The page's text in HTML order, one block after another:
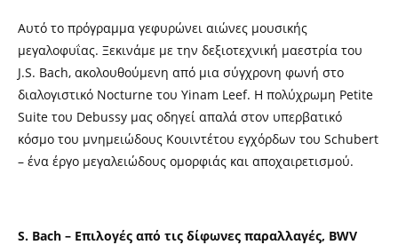
Αυτό το πρόγραμμα γεφυρώνει αιώνες μουσικής
μεγαλοφυΐας. Ξεκινάμε με την δεξιοτεχνική μαεστρία του
J.S. Bach, ακολουθούμενη από μια σύγχρονη φωνή στο
διαλογιστικό Nocturne του Yinam Leef. Η πολύχρωμη Petite
Suite του Debussy μας οδηγεί απαλά στον υπερβατικό
κόσμο του μνημειώδους Κουιντέτου εγχόρδων του Schubert
– ένα έργο μεγαλειώδους ομορφιάς και αποχαιρετισμού.
S. Bach – Επιλογές από τις δίφωνες παραλλαγές, BWV